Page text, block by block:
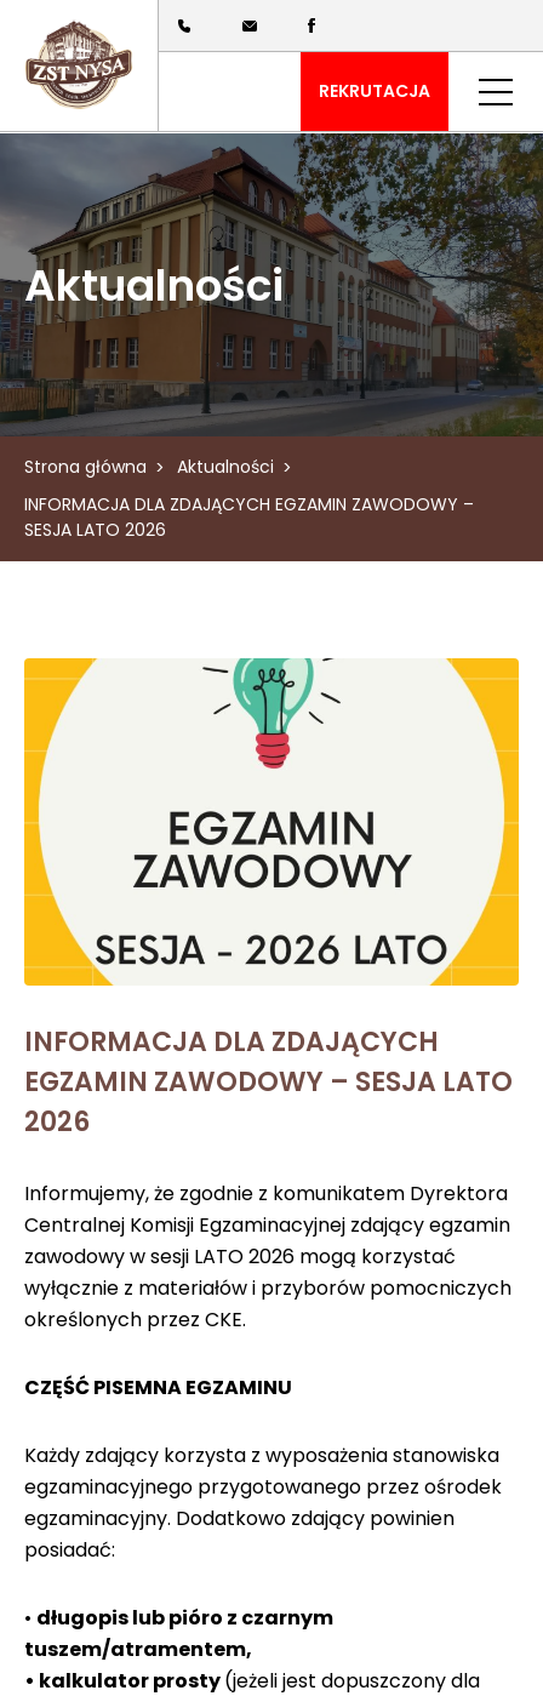
REKRUTACJA
Aktualności
Strona główna
Aktualności
INFORMACJA DLA ZDAJĄCYCH EGZAMIN ZAWODOWY –
SESJA LATO 2026
INFORMACJA DLA ZDAJĄCYCH
EGZAMIN ZAWODOWY – SESJA LATO
2026
Informujemy, że zgodnie z komunikatem Dyrektora
Centralnej Komisji Egzaminacyjnej zdający egzamin
zawodowy w sesji LATO 2026 mogą korzystać
wyłącznie z materiałów i przyborów pomocniczych
określonych przez CKE.
CZĘŚĆ PISEMNA EGZAMINU
Każdy zdający korzysta z wyposażenia stanowiska
egzaminacyjnego przygotowanego przez ośrodek
egzaminacyjny. Dodatkowo zdający powinien
posiadać:
• długopis lub pióro z czarnym
tuszem/atramentem,
• kalkulator prosty(jeżeli jest dopuszczony dla